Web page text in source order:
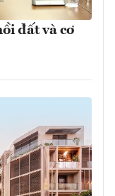
đất và cơ